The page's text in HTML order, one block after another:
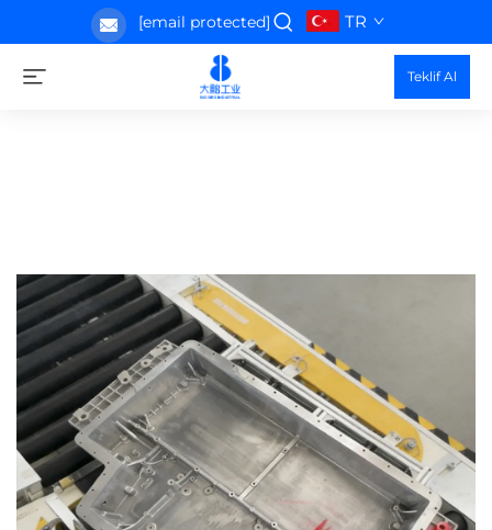
[email protected] TR
Teklif Al